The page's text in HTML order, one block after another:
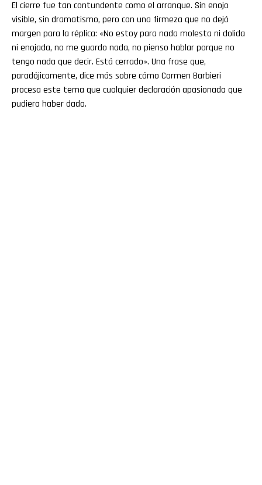
El cierre fue tan contundente como el arranque. Sin enojo
visible, sin dramatismo, pero con una firmeza que no dejó
margen para la réplica: «No estoy para nada molesta ni dolida
ni enojada, no me guardo nada, no pienso hablar porque no
tengo nada que decir. Está cerrado». Una frase que,
paradójicamente, dice más sobre cómo Carmen Barbieri
procesa este tema que cualquier declaración apasionada que
pudiera haber dado.